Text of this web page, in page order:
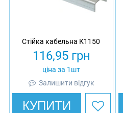
Стійка кабельна К1150
116,95грн
ціна за 1шт
Залишити відгук
КУПИТИ